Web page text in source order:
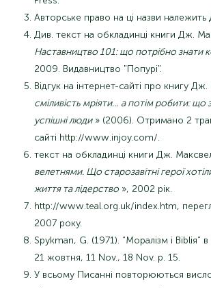
Авторське право на ці назви
Див. текст на обкладинці книги Дж.
Наставництво 101: що потрібно знати
2009. Видавництво "Попурі".
Відгук на інтернет-сайті про книгу
сміливість мріяти… а потім робити: що
успішні люди» (2006). Отримано 2
сайті http://www.injoy.com/.
текст на обкладинці книги Дж.
велетнями. Що старозавітні герої
життя та лідерство », 2002 рік.
http://www.teal.org.uk/index.htm,
2007 року.
Spykman, G. (1971). “Моралізм і Bibliя”
21 жовтня, 11 Nov., 18 Nov. p. 15.
У всьому Писанні повторюються